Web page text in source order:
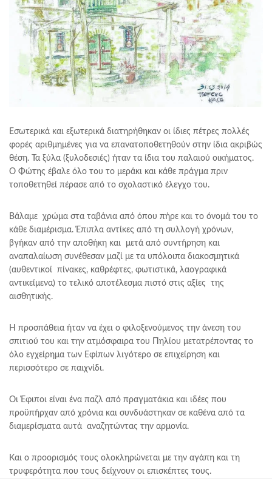
Εσωτερικά και εξωτερικά διατηρήθηκαν οι ίδιες πέτρες πολλές
φορές αριθμημένες για να επανατοποθετηθούν στην ίδια ακριβώς
θέση. Τα ξύλα (ξυλοδεσιές) ήταν τα ίδια του παλαιού οικήματος.
Ο Φώτης έβαλε όλο του το μεράκι και κάθε πράγμα πριν
τοποθετηθεί πέρασε από το σχολαστικό έλεγχο του.
Βάλαμε χρώμα στα ταβάνια από όπου πήρε και το όνομά του το
κάθε διαμέρισμα. Έπιπλα αντίκες από τη συλλογή χρόνων,
βγήκαν από την αποθήκη και μετά από συντήρηση και
αναπαλαίωση συνέθεσαν μαζί με τα υπόλοιπα διακοσμητικά
(αυθεντικοί πίνακες, καθρέφτες, φωτιστικά, λαογραφικά
αντικείμενα) το τελικό αποτέλεσμα πιστό στις αξίες της
αισθητικής.
Η προσπάθεια ήταν να έχει ο φιλοξενούμενος την άνεση του
σπιτιού του και την ατμόσφαιρα του Πηλίου μετατρέποντας το
όλο εγχείρημα των Εφίπων λιγότερο σε επιχείρηση και
περισσότερο σε παιχνίδι.
Οι Έφιποι είναι ένα παζλ από πραγματάκια και ιδέες που
προϋπήρχαν από χρόνια και συνδυάστηκαν σε καθένα από τα
διαμερίσματα αυτά αναζητώντας την αρμονία.
Και ο προορισμός τους ολοκληρώνεται με την αγάπη και τη
τρυφερότητα που τους δείχνουν οι επισκέπτες τους.